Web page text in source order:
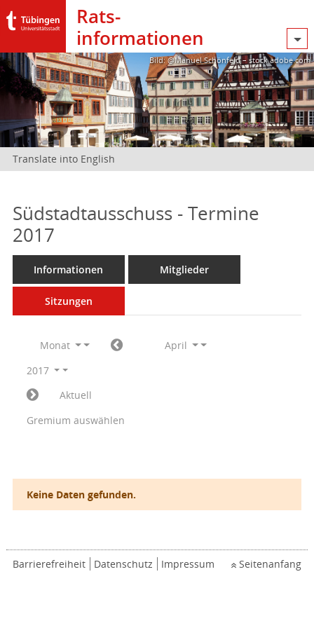
Rats­
informationen
Bild: @Manuel Schönfeld – stock.adobe.com
Translate into English
Südstadtausschuss - Termine
2017
Informationen Mitglieder
Sitzungen
Monat
April
2017
Aktuell
Gremium auswählen
Keine Daten gefunden.
Barrierefreiheit Datenschutz Impressum Seitenanfang